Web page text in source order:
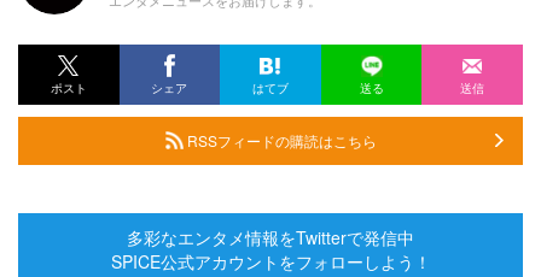
ポスト シェア はてブ 送る 送信
RSSフィードの購読はこちら
多彩なエンタメ情報をTwitterで発信中
SPICE公式アカウントをフォローしよう！